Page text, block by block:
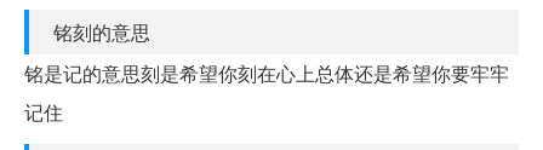
铭刻的意思
铭是记的意思刻是希望你刻在心上总体还是希望你要牢牢
记住